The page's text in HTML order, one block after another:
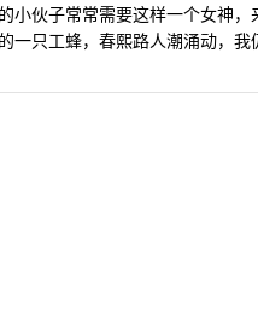
小伙子常常需要这样一个女神
一只工蜂，春熙路人潮涌动，